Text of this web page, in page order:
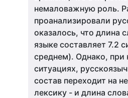
немаловажную роль.
проанализировали
оказалось, что длина
языке составляет 7.2
среднем). Однако, при
ситуациях,
состав переходит на
лексику - и длина